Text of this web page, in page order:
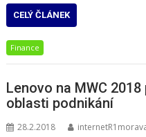
CELÝ ČLÁNEK
Finance
Lenovo na MWC
oblasti podnikání
28.2.2018